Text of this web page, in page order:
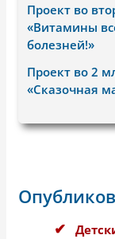
Проект во
«Витамины
болезней!»
Проект во 2
«Сказочная